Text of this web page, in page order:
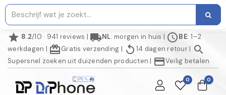
star 8.2/10 · 941 reviews | local_shippingNL: morgen in huis | scheduleBE: 1–2
werkdagen | redeemGratis verzending | replay 14 dagen retour| search
Supersnel zoeken uit duizenden producten | credit_cardVeilig betalen
0 0